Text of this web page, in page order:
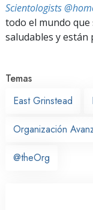
Scientologists
todo el mundo
saludables y están
Temas
East Grinstead
Organización
@theOrg